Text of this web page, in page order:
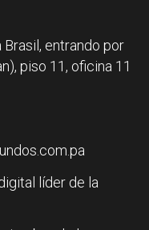
entrando por
piso 11, oficina 11
líder de la